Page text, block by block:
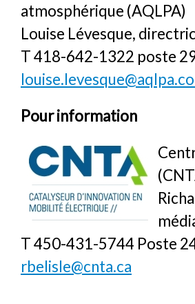
atmosphérique (AQLPA)
Louise Lévesque,
T 418-642-1322 poste
Pour information
T 450-431-5744 Poste
rbelisle@cnta.ca